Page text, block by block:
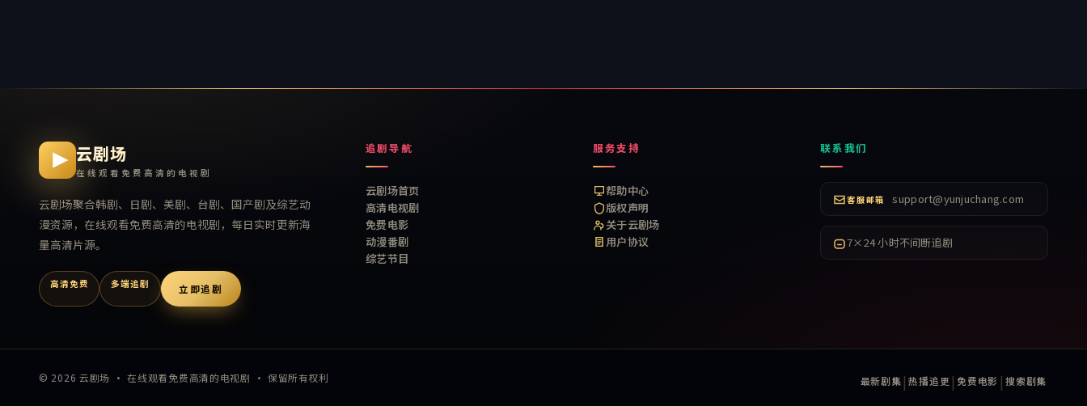
云剧场
在线观看免费高清的电视剧
云剧场聚合韩剧、日剧、美剧、台剧、国产剧及综艺动
漫资源， 在线观看免费高清的电视剧 ，每日实时更新海
量高清片源。
高清免费 多端追剧 立即追剧
追剧导航
云剧场首页
高清电视剧
免费电影
动漫番剧
综艺节目
服务支持
帮助中心
版权声明
关于云剧场
用户协议
联系我们
客服邮箱 support@yunjuchang.com
7×24 小时不间断追剧
© 2026 云剧场 ·在线观看免费高清的电视剧 · 保留所有权利 最新剧集 | 热播追更 | 免费电影 | 搜索剧集